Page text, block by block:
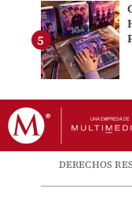
DERECHOS